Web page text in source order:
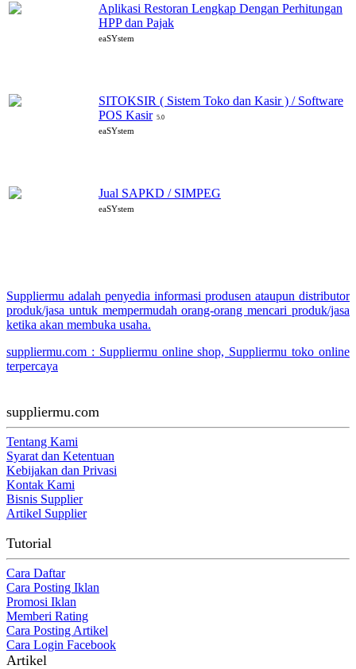
Aplikasi Restoran Lengkap Dengan Perhitungan
HPP dan Pajak
eaSYstem
SITOKSIR ( Sistem Toko dan Kasir ) / Software
POS Kasir 5.0
eaSYstem
Jual SAPKD / SIMPEG
eaSYstem
Suppliermu adalah penyedia informasi produsen ataupun distributor
produk/jasa untuk mempermudah orang-orang mencari produk/jasa
ketika akan membuka usaha.
suppliermu.com : Suppliermu online shop, Suppliermu toko online
terpercaya
suppliermu.com
Tentang Kami
Syarat dan Ketentuan
Kebijakan dan Privasi
Kontak Kami
Bisnis Supplier
Artikel Supplier
Tutorial
Cara Daftar
Cara Posting Iklan
Promosi Iklan
Memberi Rating
Cara Posting Artikel
Cara Login Facebook
Artikel